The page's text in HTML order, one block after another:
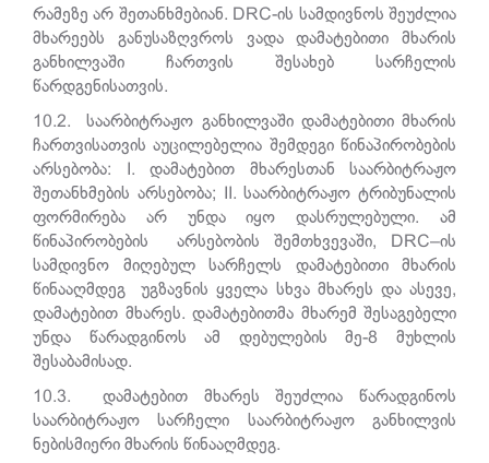
რამეზე არ შეთანხმებიან. DRC-ის სამდივნოს შეუძლია
მხარეებს განუსაზღვროს ვადა დამატებითი მხარის
განხილვაში ჩართვის შესახებ სარჩელის
წარდგენისათვის.
10.2.
საარბიტრაჟო განხილვაში დამატებითი მხარის
ჩართვისათვის აუცილებელია შემდეგი წინაპირობების
არსებობა:
I. დამატებით მხარესთან საარბიტრაჟო
შეთანხმების არსებობა; II.საარბიტრაჟო ტრიბუნალის
ფორმირება არ უნდა იყო დასრულებული. ამ
წინაპირობების არსებობის შემთხვევაში,
DRC–ის
სამდივნო მიღებულ სარჩელს დამატებითი მხარის
წინააღმდეგ უგზავნის ყველა სხვა მხარეს და ასევე,
დამატებით მხარეს. დამატებითმა მხარემ შესაგებელი
უნდა წარადგინოს ამ დებულების მე-8 მუხლის
შესაბამისად.
10.3.
დამატებით მხარეს შეუძლია წარადგინოს
საარბიტრაჟო სარჩელი საარბიტრაჟო განხილვის
ნებისმიერი მხარის წინააღმდეგ.